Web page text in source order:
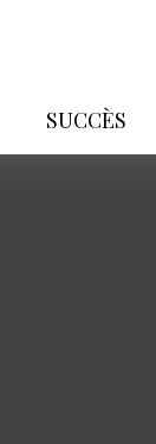
SUCCÈS